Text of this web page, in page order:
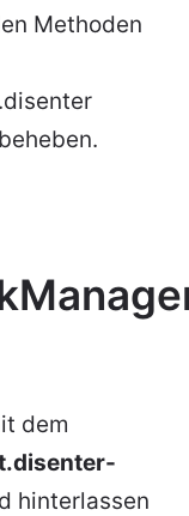
Methoden
dem
hinterlassen